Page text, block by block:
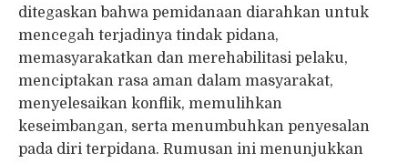
ditegaskan bahwa pemidanaan diarahkan untuk
mencegah terjadinya tindak pidana,
memasyarakatkan dan merehabilitasi pelaku,
menciptakan rasa aman dalam masyarakat,
menyelesaikan konflik, memulihkan
keseimbangan, serta menumbuhkan penyesalan
pada diri terpidana. Rumusan ini menunjukkan